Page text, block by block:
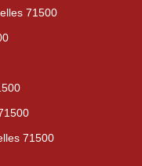
71500
71500